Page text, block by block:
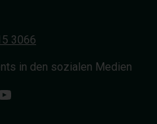
3066
in den sozialen Medien